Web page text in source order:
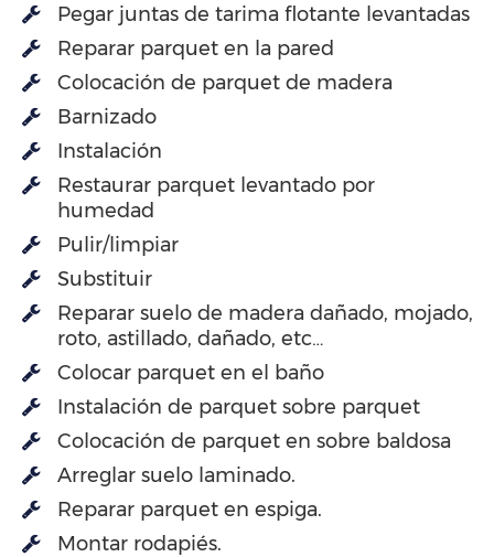
Pegar juntas de tarima flotante levantadas
Reparar parquet en la pared
Colocación de parquet de madera
Barnizado
Instalación
Restaurar parquet levantado por
humedad
Pulir/limpiar
Substituir
Reparar suelo de madera dañado, mojado,
roto, astillado, dañado, etc…
Colocar parquet en el baño
Instalación de parquet sobre parquet
Colocación de parquet en sobre baldosa
Arreglar suelo laminado.
Reparar parquet en espiga.
Montar rodapiés.